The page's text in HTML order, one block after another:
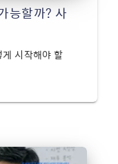
능할까? 사
시작해야 할